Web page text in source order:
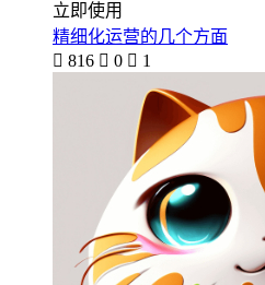
立即使用
精细化运营的几个方面
 816  0  1